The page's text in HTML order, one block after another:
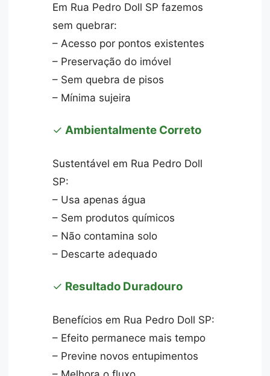
Em Rua Pedro Doll SP fazemos
sem quebrar:
– Acesso por pontos existentes
– Preservação do imóvel
– Sem quebra de pisos
– Mínima sujeira
✓Ambientalmente Correto
Sustentável em Rua Pedro Doll
SP:
– Usa apenas água
– Sem produtos químicos
– Não contamina solo
– Descarte adequado
✓ Resultado Duradouro
Benefícios em Rua Pedro Doll SP:
– Efeito permanece mais tempo
– Previne novos entupimentos